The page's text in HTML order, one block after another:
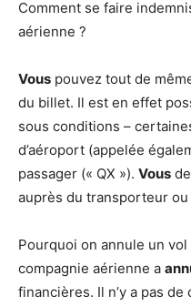
Comment se faire
aérienne ?
Vous pouvez tout de
du billet. Il est en effet
sous conditions –
d’aéroport (appelée
passager (« QX »). Vous
auprès du transporteur
Pourquoi on annule un
compagnie aérienne a
financières. Il n’y a pas